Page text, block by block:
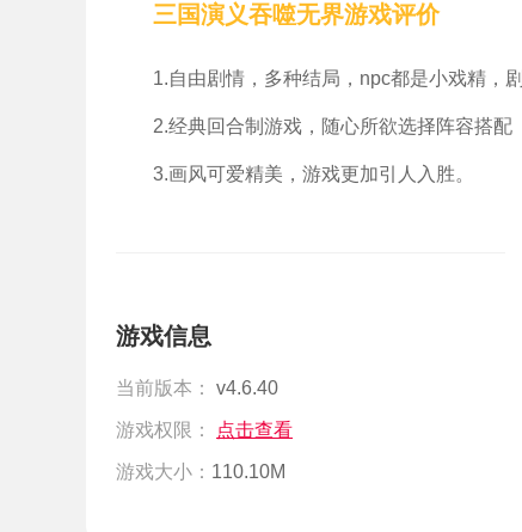
三国演义吞噬无界游戏评价
1.自由剧情，多种结局，npc都是小戏精，
2.经典回合制游戏，随心所欲选择阵容搭配
3.画风可爱精美，游戏更加引人入胜。
游戏信息
当前版本： v4.6.40
游戏权限： 点击查看
游戏大小： 110.10M